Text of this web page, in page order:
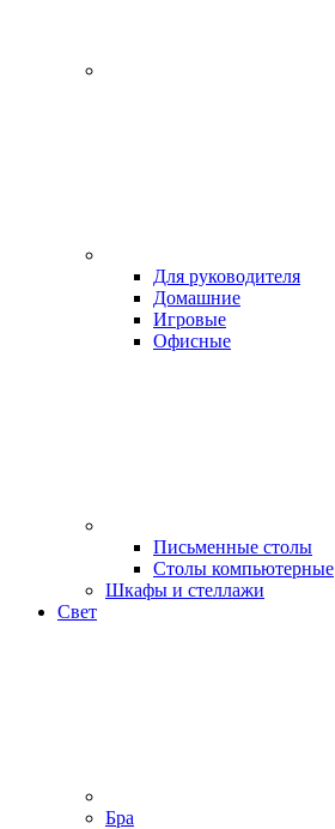
Для руководителя
Домашние
Игровые
Офисные
Письменные столы
Столы компьютерные
Шкафы и стеллажи
Свет
Бра